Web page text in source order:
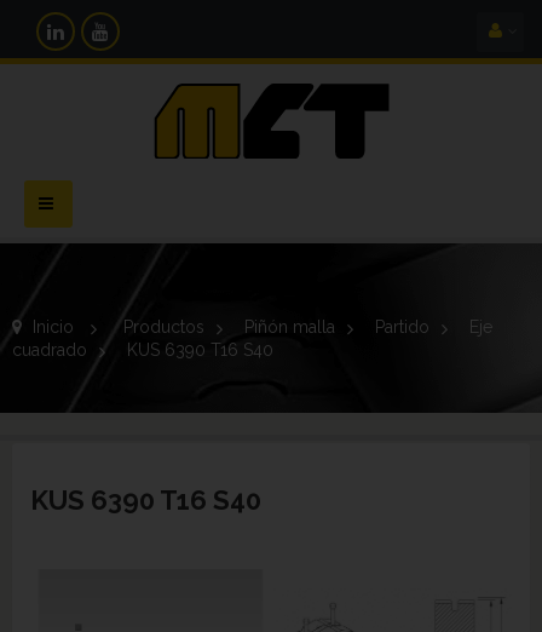
Navegación
Toggle
Inicio > Productos > Piñón malla > Partido >
Eje
cuadrado
> KUS 6390 T16 S40
KUS 6390 T16 S40